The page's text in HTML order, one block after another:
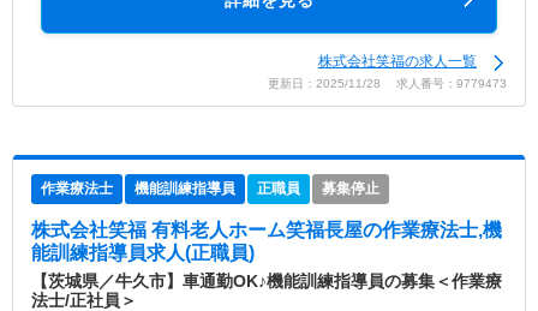
株式会社笑福の求人一覧
更新日：2025/11/28 求人番号：9779473
作業療法士 機能訓練指導員 正職員 募集停止
株式会社笑福 有料老人ホーム笑福長屋の作業療法士,機
能訓練指導員求人(正職員)
【茨城県／牛久市】車通勤OK♪機能訓練指導員の募集＜作業療
法士/正社員＞